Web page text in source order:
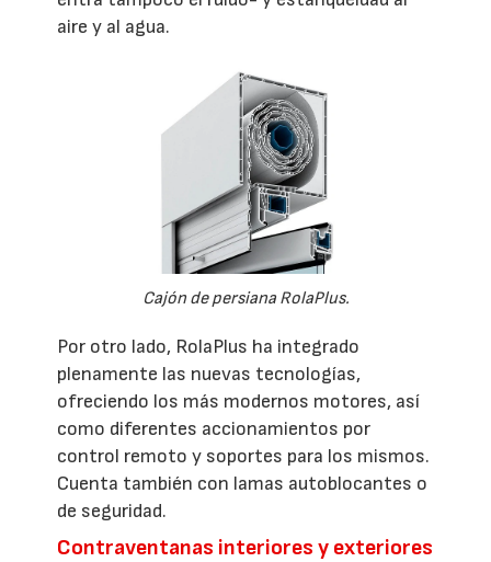
aire y al agua.
Cajón de persiana RolaPlus.
Por otro lado, RolaPlus ha integrado
plenamente las nuevas tecnologías,
ofreciendo los más modernos motores, así
como diferentes accionamientos por
control remoto y soportes para los mismos.
Cuenta también con lamas autoblocantes o
de seguridad.
Contraventanas interiores y exteriores